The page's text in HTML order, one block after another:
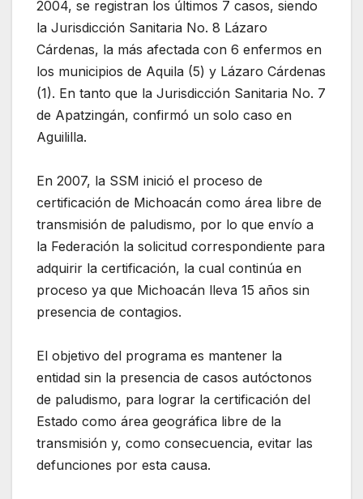
2004, se registran los últimos 7 casos, siendo
la Jurisdicción Sanitaria No. 8 Lázaro
Cárdenas, la más afectada con 6 enfermos en
los municipios de Aquila (5) y Lázaro Cárdenas
(1). En tanto que la Jurisdicción Sanitaria No. 7
de Apatzingán, confirmó un solo caso en
Aguililla.
En 2007, la SSM inició el proceso de
certificación de Michoacán como área libre de
transmisión de paludismo, por lo que envío a
la Federación la solicitud correspondiente para
adquirir la certificación, la cual continúa en
proceso ya que Michoacán lleva 15 años sin
presencia de contagios.
El objetivo del programa es mantener la
entidad sin la presencia de casos autóctonos
de paludismo, para lograr la certificación del
Estado como área geográfica libre de la
transmisión y, como consecuencia, evitar las
defunciones por esta causa.